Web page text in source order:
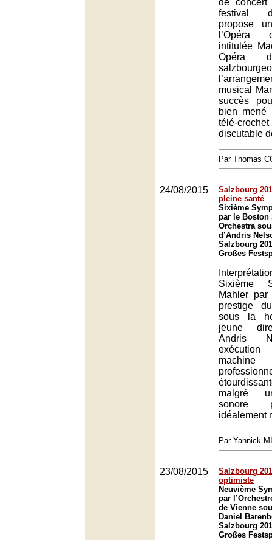
de concert
festival
propose
l’Opéra
intitulée
Opéra
musical
succès
bien mené
télé-
discutable
Par Thomas
24/08/2015
Salzbourg
pleine santé
Sixième
par le Boston
Orchestra
d’Andris
Salzbourg
Großes
Sixième
Mahler
prestige
sous la
jeune
Andris
malgré
sonore
idéalement
Par Yannick
23/08/2015
Salzbourg
optimiste
Neuvième
par
de Vienne
Daniel
Salzbourg
Großes